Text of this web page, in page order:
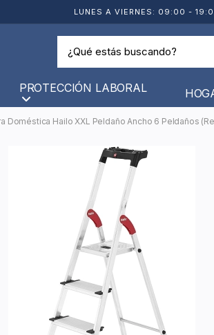
LUNES A VIERNES: 09:00 -
PROTECCIÓN LABORAL
Doméstica Hailo XXL Peldaño Ancho 6 Peldaños